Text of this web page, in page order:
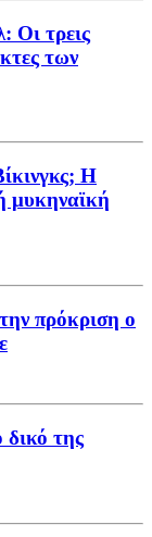
Οι τρεις
των
Η
μυκηναϊκή
πρόκριση ο
δικό της